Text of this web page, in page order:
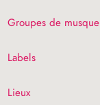
Groupes de musque
Labels
Lieux